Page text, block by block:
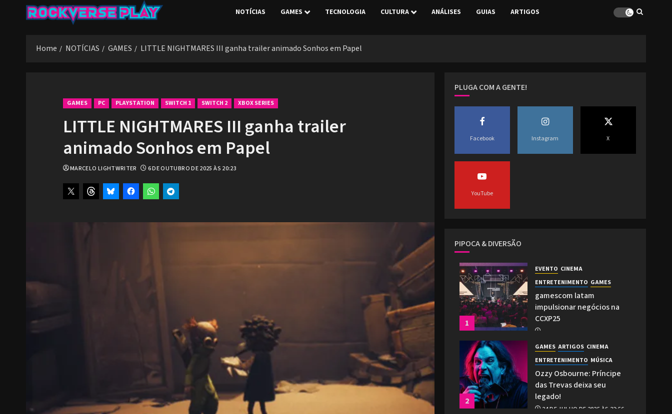
NOTÍCIAS GAMES TECNOLOGIA CULTURA ANÁLISES GUIAS ARTIGOS
Home NOTÍCIAS GAMES LITTLE NIGHTMARES III ganha trailer animado Sonhos em Papel
GAMES PC PLAYSTATION SWITCH 1 SWITCH 2 XBOX SERIES
LITTLE NIGHTMARES III ganha trailer
animado Sonhos em Papel
MARCELO LIGHTWRITER 6 DE OUTUBRO DE 2025 ÀS 20:23
PLUGA COM A GENTE!
Facebook Instagram X
YouTube
PIPOCA & DIVERSÃO
1
EVENTO CINEMA
ENTRETENIMENTO GAMES
gamescom latam
impulsionar negócios na
CCXP25
0
2
GAMES ARTIGOS CINEMA
ENTRETENIMENTO MÚSICA
Ozzy Osbourne: Príncipe
das Trevas deixa seu
legado!
24 DE JULHO DE 2025 ÀS 22:56